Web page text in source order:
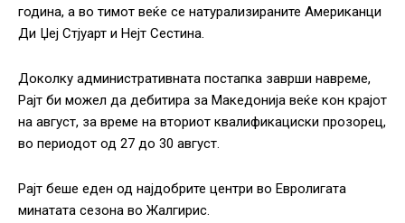
година, а во тимот веќе се натурализираните Американци
Ди Џеј Стјуарт и Нејт Сестина.
Доколку административната постапка заврши навреме,
Рајт би можел да дебитира за Македонија веќе кон крајот
на август, за време на вториот квалификациски прозорец,
во периодот од 27 до 30 август.
Рајт беше еден од најдобрите центри во Евролигата
минатата сезона во Жалгирис.